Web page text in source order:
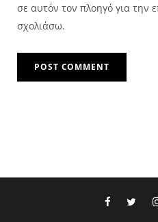
σε αυτόν τον πλοηγό για την
σχολιάσω.